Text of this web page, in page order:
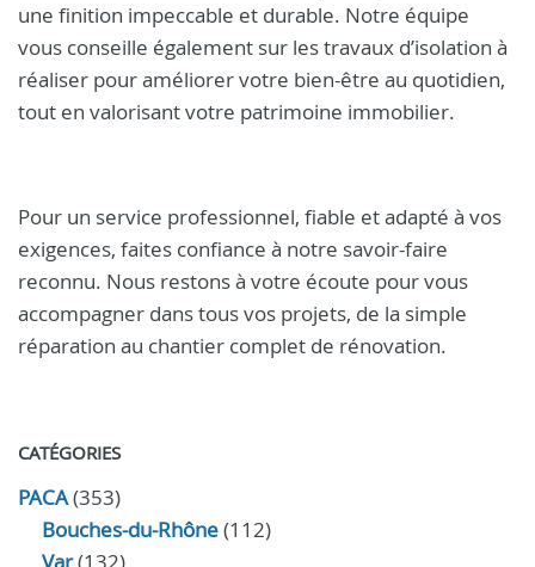
une finition impeccable et durable. Notre équipe
vous conseille également sur les travaux d’isolation à
réaliser pour améliorer votre bien-être au quotidien,
tout en valorisant votre patrimoine immobilier.
Pour un service professionnel, fiable et adapté à vos
exigences, faites confiance à notre savoir-faire
reconnu. Nous restons à votre écoute pour vous
accompagner dans tous vos projets, de la simple
réparation au chantier complet de rénovation.
CATÉGORIES
PACA(353)
Bouches-du-Rhône(112)